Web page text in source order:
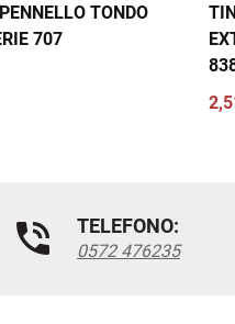
TONDO
707
TELEFONO:
0572 476235